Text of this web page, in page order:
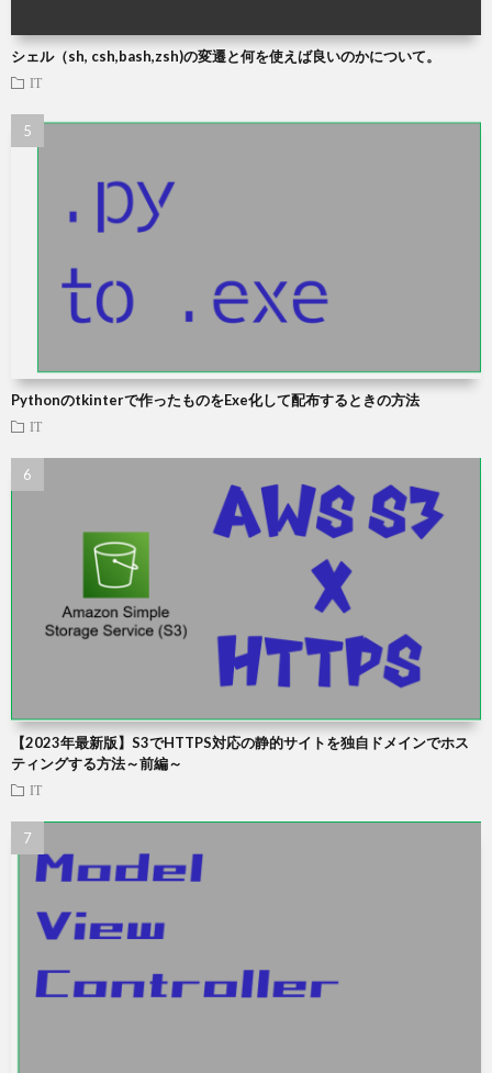
シェル（sh, csh,bash,zsh)の変遷と何を使えば良いのかについて。
IT
Pythonのtkinterで作ったものをExe化して配布するときの方法
IT
【2023年最新版】S3でHTTPS対応の静的サイトを独自ドメインでホス
ティングする方法～前編～
IT